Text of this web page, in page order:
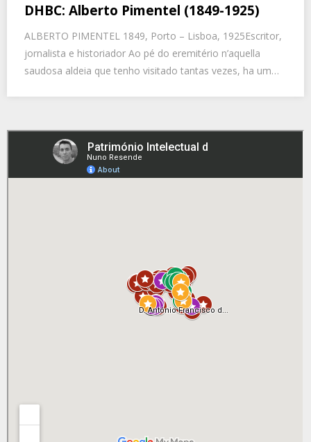
DHBC: Alberto Pimentel (1849-1925)
ALBERTO PIMENTEL 1849, Porto – Lisboa, 1925Escritor,
jornalista e historiador Ao pé do eremitério n’aquella
saudosa aldeia que tenho visitado tantas vezes, ha um…